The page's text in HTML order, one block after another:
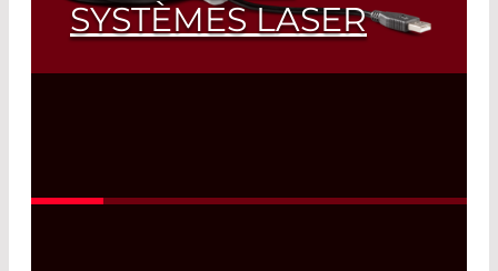
SYSTÈMES LASER
Mesure de puissance entre 0,2 mW et 1